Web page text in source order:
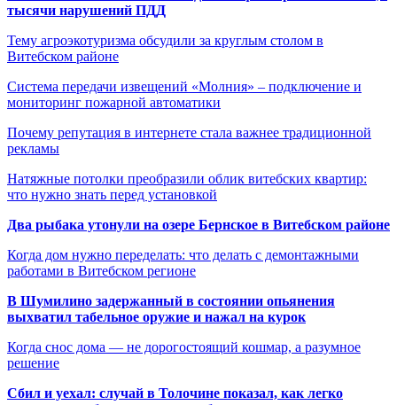
тысячи нарушений ПДД
Тему агроэкотуризма обсудили за круглым столом в
Витебском районе
Система передачи извещений «Молния» – подключение и
мониторинг пожарной автоматики
Почему репутация в интернете стала важнее традиционной
рекламы
Натяжные потолки преобразили облик витебских квартир:
что нужно знать перед установкой
Два рыбака утонули на озере Бернское в Витебском районе
Когда дом нужно переделать: что делать с демонтажными
работами в Витебском регионе
В Шумилино задержанный в состоянии опьянения
выхватил табельное оружие и нажал на курок
Когда снос дома — не дорогостоящий кошмар, а разумное
решение
Сбил и уехал: случай в Толочине показал, как легко